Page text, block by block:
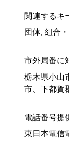
関連するキ
団体, 組合
市外局番に
栃木県小山
市、下都賀
電話番号提
東日本電信